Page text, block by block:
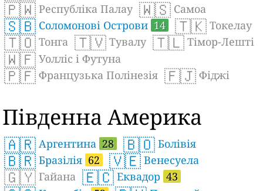
🇵🇼 Республіка Палау 🇼🇸 Самоа
🇸🇧 Соломонові Острови 14 🇹🇰 Токелау
🇹🇴 Тонга 🇹🇻 Тувалу 🇹🇱 Тімор-Лешті
🇼🇫 Уолліс і Футуна
🇵🇫 Французька Полінезія 🇫🇯 Фіджі
Південна Америка
🇦🇷 Аргентина 28 🇧🇴 Болівія
🇧🇷 Бразілія 62 🇻🇪 Венесуела
🇬🇾 Гайана 🇪🇨 Еквадор 43